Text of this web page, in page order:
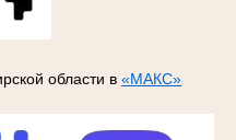
области в «МАКС»